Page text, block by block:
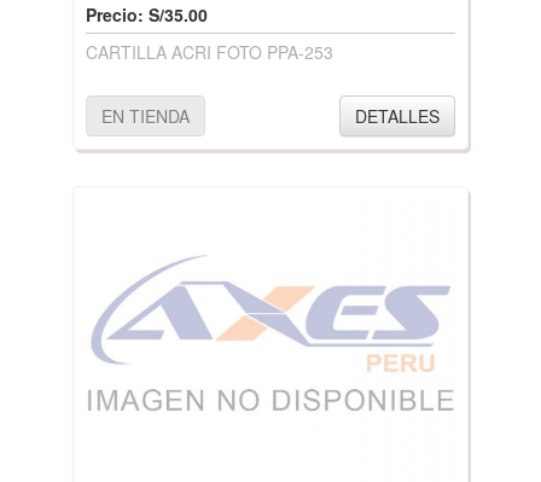
Precio: S/35.00
CARTILLA ACRI FOTO PPA-253
EN TIENDA DETALLES